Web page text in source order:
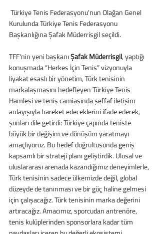
Kurulunda Türkiye Tenis Federasyonu
Başkanlığına Şafak Müderrisgil seçildi.
TFF'nin yeni başkanı Şafak Müderrisgil, yaptığı
konuşmada “Herkes İçin Tenis” vizyonuyla
liyakat esaslı bir yönetim, Türk tenisinin
markalaşmasını hedefleyen Türkiye Tenis
Hamlesi ve tenis camiasında şeffaf iletişim
anlayışıyla hareket edeceklerini ifade ederek,
şunları dile getirdi: Türkiye çapında teniste
büyük bir değişim ve dönüşüm yaratmayı
amaçlıyoruz. Bu hedef doğrultusunda geniş
kapsamlı bir strateji planı geliştirdik. Ulusal ve
uluslararası arenada kazandığımız deneyimlerle,
Türk tenisinin sadece ülkemizde değil, global
düzeyde de tanınması ve bir güç haline gelmesi
için çalışacağız. Türk tenisinin marka değerini
artıracağız. Amacımız, sporcudan antrenöre,
tenis kulüplerinden sponsorlara kadar tüm